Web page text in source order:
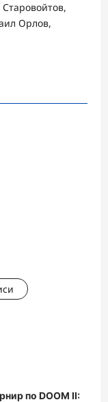
Орлов,
по DOOM II: